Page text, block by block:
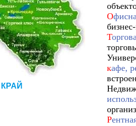
КРАЙ
О
Т
кафе,
Р